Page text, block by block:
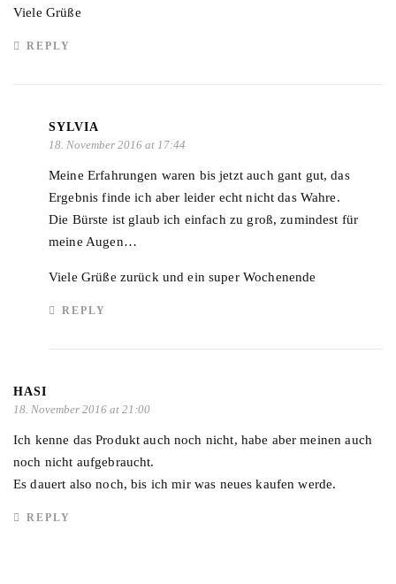
Viele Grüße
REPLY
SYLVIA
18. November 2016 at 17:44
Meine Erfahrungen waren bis jetzt auch gant gut, das
Ergebnis finde ich aber leider echt nicht das Wahre.
Die Bürste ist glaub ich einfach zu groß, zumindest für
meine Augen…
Viele Grüße zurück und ein super Wochenende
REPLY
HASI
18. November 2016 at 21:00
Ich kenne das Produkt auch noch nicht, habe aber meinen auch
noch nicht aufgebraucht.
Es dauert also noch, bis ich mir was neues kaufen werde.
REPLY